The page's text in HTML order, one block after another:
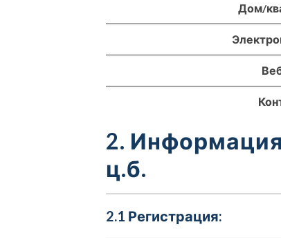
Дом/
2.
ц.б.
2.1 Регистрация: